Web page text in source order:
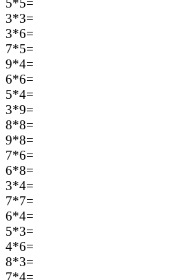
5*5=
3*3=
3*6=
7*5=
9*4=
6*6=
5*4=
3*9=
8*8=
9*8=
7*6=
6*8=
3*4=
7*7=
6*4=
5*3=
4*6=
8*3=
7*4=